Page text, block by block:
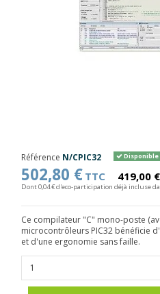
Référence N/CPIC32 Disponible
502,80 € TTC 419,00
Dont 0,04 € d'eco-participation déjà incluse
Ce compilateur "C" mono-poste
microcontrôleurs PIC32 bénéficie
et d'une ergonomie sans faille.